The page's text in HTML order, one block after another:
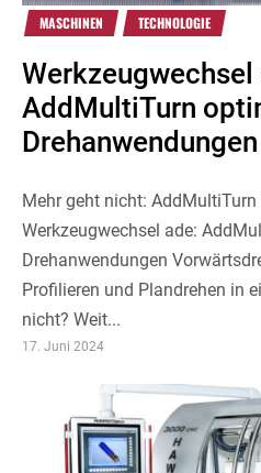
MASCHINEN TECHNOLOGIE
Werkzeugwechsel
AddMultiTurn
Drehanwendungen
Mehr geht nicht:
Werkzeugwechsel ade:
Drehanwendungen
Profilieren und Plandrehen in
nicht? Weit...
17. Juni 2024